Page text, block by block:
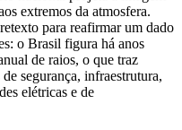
extremos da atmosfera.
para reafirmar um dado
o Brasil figura há anos
de raios, o que traz
segurança, infraestrutura,
elétricas e de